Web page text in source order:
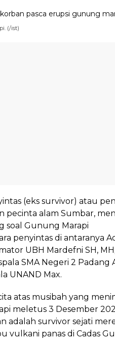
(/ist)
(eks survivor) atau
alam Sumbar,
soal Gunung Marapi
penyintas di antaranya
UBH Mardefni SH,
SMA Negeri 2 Padang
UNAND Max.
atas musibah yang
meletus 3 Desember
adalah survivor sejati
vulkani panas di Cadas